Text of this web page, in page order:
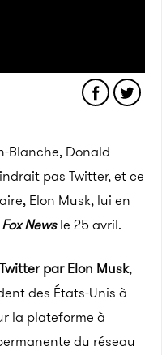
Blanche, Donald
pas Twitter, et ce
Elon Musk, lui en
Fox Newsle 25 avril.
par Elon Musk,
des États-Unis à
la plateforme à
du réseau